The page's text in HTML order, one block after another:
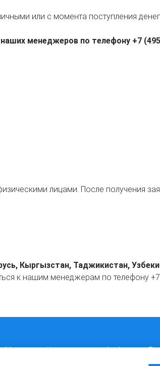
или с момента поступления
менеджеров по телефону +7
лицами. После получения
Кыргызстан, Таджикистан,
к нашим менеджерам по телефону
Москва, ул. Красноярская д.1 к.1 E-